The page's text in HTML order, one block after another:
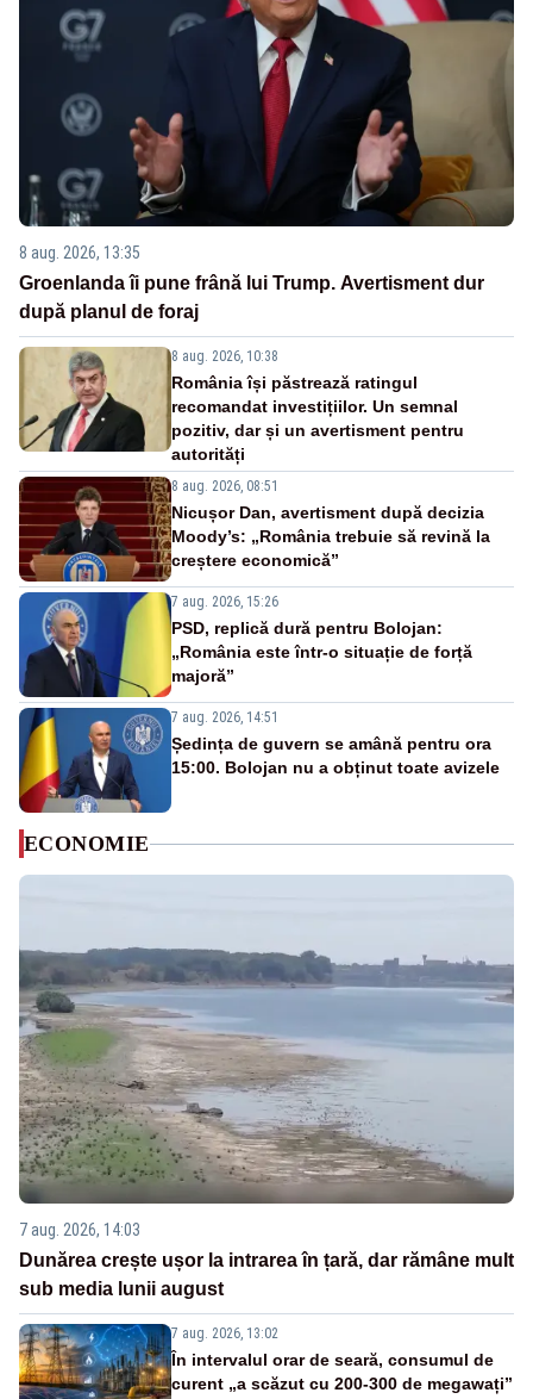
8 aug. 2026, 13:35
Groenlanda îi pune frână lui Trump. Avertisment dur
după planul de foraj
8 aug. 2026, 10:38
România își păstrează ratingul
recomandat investițiilor. Un semnal
pozitiv, dar și un avertisment pentru
autorități
8 aug. 2026, 08:51
Nicușor Dan, avertisment după decizia
Moody’s: „România trebuie să revină la
creștere economică”
7 aug. 2026, 15:26
PSD, replică dură pentru Bolojan:
„România este într-o situație de forță
majoră”
7 aug. 2026, 14:51
Ședința de guvern se amână pentru ora
15:00. Bolojan nu a obținut toate avizele
ECONOMIE
7 aug. 2026, 14:03
Dunărea crește ușor la intrarea în țară, dar rămâne mult
sub media lunii august
7 aug. 2026, 13:02
În intervalul orar de seară, consumul de
curent „a scăzut cu 200-300 de megawați”